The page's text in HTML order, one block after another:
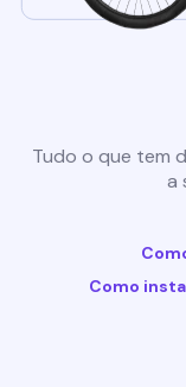
Tudo o que tem
a
Como